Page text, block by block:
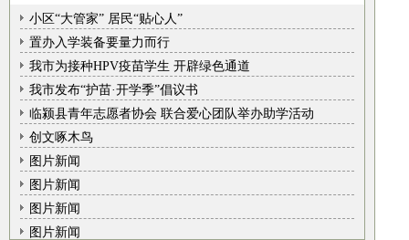
小区“大管家” 居民“贴心人”
置办入学装备要量力而行
我市为接种HPV疫苗学生 开辟绿色通道
我市发布“护苗·开学季”倡议书
临颍县青年志愿者协会 联合爱心团队举办助学活动
创文啄木鸟
图片新闻
图片新闻
图片新闻
图片新闻